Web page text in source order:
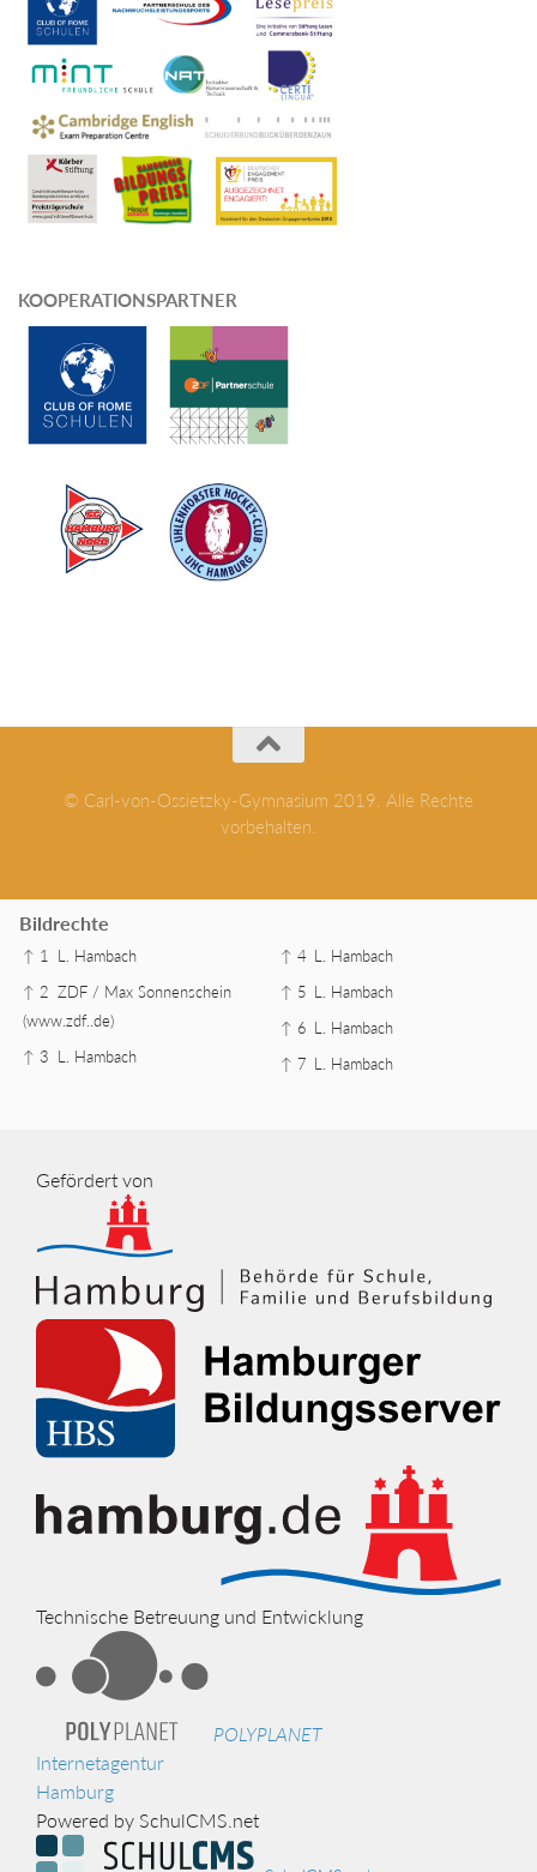
KOOPERATIONSPARTNER
© Carl-von-Ossietzky-Gymnasium 2019. Alle Rechte
vorbehalten.
Bildrechte
↑ 1
L. Hambach
↑ 2 ZDF / Max Sonnenschein
(www.zdf..de)
↑ 3 L. Hambach
↑ 4 L. Hambach
↑ 5 L. Hambach
↑ 6 L. Hambach
↑ 7 L. Hambach
Gefördert von
Technische Betreuung und Entwicklung
POLYPLANET
Internetagentur
Hamburg
Powered by SchulCMS.net